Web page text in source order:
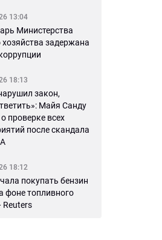
13:04
Министерства
хозяйства задержана
18:13
закон,
Майя Санду
проверке всех
после скандала
18:12
покупать бензин
фоне топливного
Reuters